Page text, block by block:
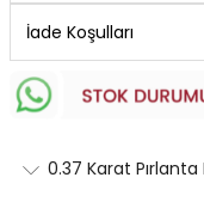
İade Koşulları
0.37 Karat